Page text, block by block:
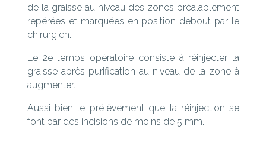
de la graisse au niveau des zones préalablement
repérées et marquées en position debout par le
chirurgien.
Le 2e temps opératoire consiste à réinjecter la
graisse après purification au niveau de la zone à
augmenter.
Aussi bien le prélèvement que la réinjection se
font par des incisions de moins de 5 mm.